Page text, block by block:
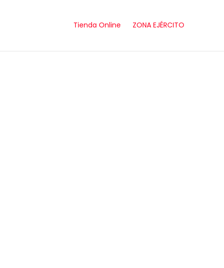
Tienda Online ZONA EJÉRCITO